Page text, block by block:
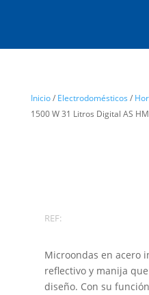
Inicio/ Electrodomésticos /
1500 W 31 Litros Digital AS
REF:
Microondas en acero
reflectivo y manija
diseño. Con su